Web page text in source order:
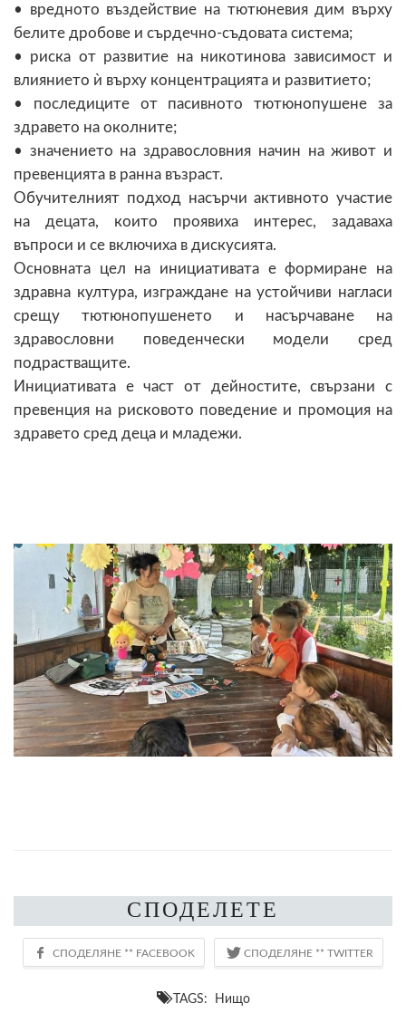
• вредното въздействие на тютюневия дим върху
белите дробове и сърдечно-съдовата система;
• риска от развитие на никотинова зависимост и
влиянието ѝ върху концентрацията и развитието;
• последиците от пасивното тютюнопушене за
здравето на околните;
• значението на здравословния начин на живот и
превенцията в ранна възраст.
Обучителният подход насърчи активното участие
на децата, които проявиха интерес, задаваха
въпроси и се включиха в дискусията.
Основната цел на инициативата е формиране на
здравна култура, изграждане на устойчиви нагласи
срещу тютюнопушенето и насърчаване на
здравословни поведенчески модели сред
подрастващите.
Инициативата е част от дейностите, свързани с
превенция на рисковото поведение и промоция на
здравето сред деца и младежи.
СПОДЕЛЕТЕ
TAGS: Нищо